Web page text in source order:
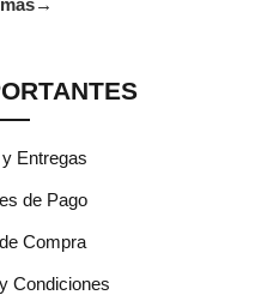
Entregas
de Pago
Compra
Condiciones